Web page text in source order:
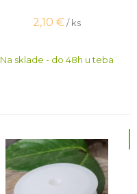
2,10 €/ ks
Na sklade - do 48h u teba